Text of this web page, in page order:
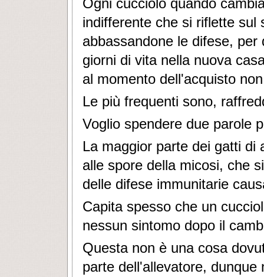
Ogni cucciolo quando
indifferente che si riflette sul
abbassandone le difese,
giorni di vita nella nuova
al momento dell'acquisto
Le più frequenti sono,
Voglio spendere due parole
La maggior parte dei gatti di
alle spore della micosi, che
delle difese immunitarie
Capita spesso che un
nessun sintomo dopo il
Questa non è una cosa
parte dell'allevatore,